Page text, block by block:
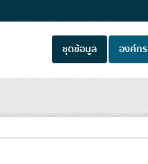
ชุดข้อมูล องค์กร